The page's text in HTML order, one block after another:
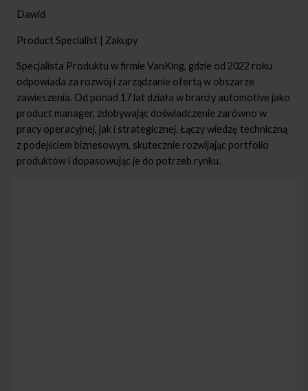
Dawid
Product Specialist | Zakupy
Specjalista Produktu w firmie VanKing, gdzie od 2022 roku
odpowiada za rozwój i zarządzanie ofertą w obszarze
zawieszenia. Od ponad 17 lat działa w branży automotive jako
product manager, zdobywając doświadczenie zarówno w
pracy operacyjnej, jak i strategicznej. Łączy wiedzę techniczną
z podejściem biznesowym, skutecznie rozwijając portfolio
produktów i dopasowując je do potrzeb rynku.